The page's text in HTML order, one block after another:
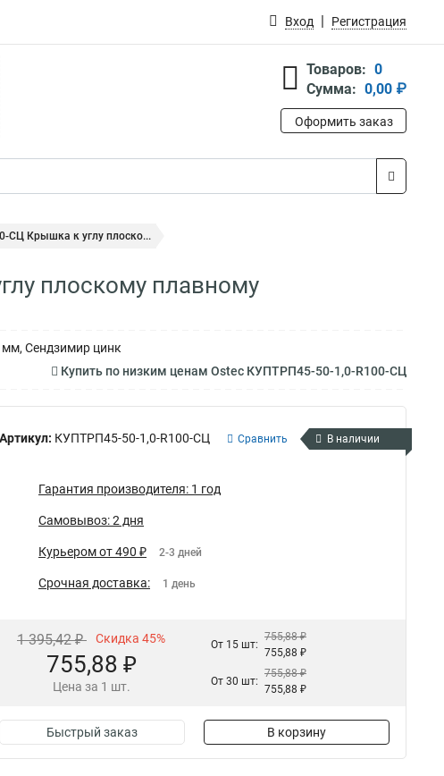
Вход Регистрация
Товаров: 0
Сумма: 0,00 ₽
Оформить заказ
СЦ Крышка к углу плоско...
плоскому плавному
мм, Сендзимир цинк
Купить по низким ценам Ostec КУПТРП45-50-1,0-R100-СЦ
Артикул: КУПТРП45-50-1,0-R100-СЦ Сравнить В наличии
Гарантия производителя: 1 год
Самовывоз: 2 дня
Курьером от 490 ₽ 2-3 дней
Срочная доставка: 1 день
1 395,42 ₽ Скидка 45%
755,88 ₽
Цена за 1 шт.
От 15 шт:
755,88 ₽
755,88 ₽
От 30 шт:
755,88 ₽
755,88 ₽
Быстрый заказ В корзину